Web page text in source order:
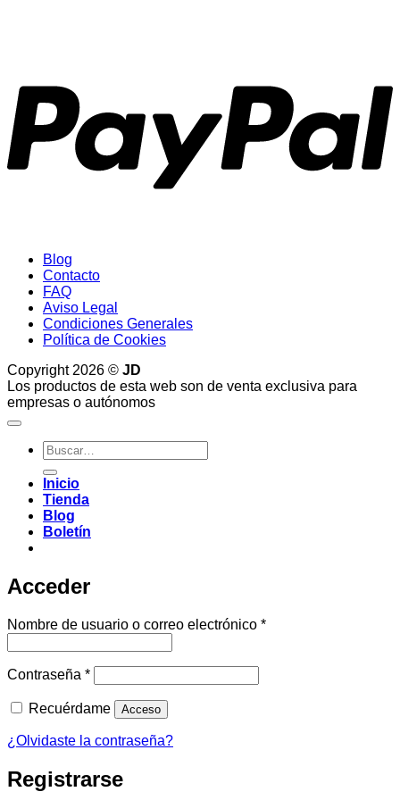
Blog
Contacto
FAQ
Aviso Legal
Condiciones Generales
Política de Cookies
Copyright 2026 © JD
Los productos de esta web son de venta exclusiva para
empresas o autónomos
Buscar
por:
Inicio
Tienda
Blog
Boletín
Acceder
Nombre de usuario o correo electrónico *Obligatorio
Contraseña *Obligatorio
Recuérdame Acceso
¿Olvidaste la contraseña?
Registrarse